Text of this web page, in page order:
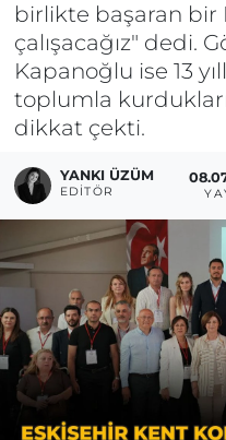
birlikte başaran bir
çalışacağız" dedi.
Kapanoğlu ise 13
toplumla
dikkat çekti.
YANKI ÜZÜM
EDITÖR